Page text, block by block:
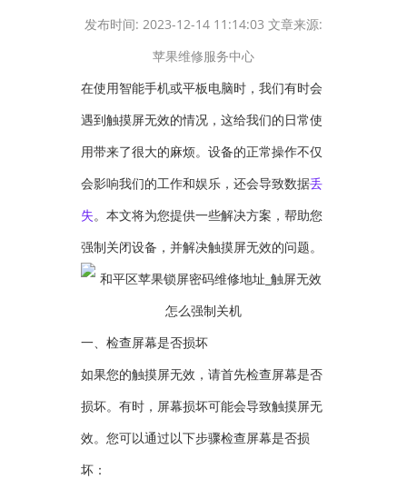
发布时间: 2023-12-14 11:14:03 文章来源:
苹果维修服务中心
在使用智能手机或平板电脑时，我们有时会
遇到触摸屏无效的情况，这给我们的日常使
用带来了很大的麻烦。设备的正常操作不仅
会影响我们的工作和娱乐，还会导致数据丢
失。本文将为您提供一些解决方案，帮助您
强制关闭设备，并解决触摸屏无效的问题。
一、检查屏幕是否损坏
如果您的触摸屏无效，请首先检查屏幕是否
损坏。有时，屏幕损坏可能会导致触摸屏无
效。您可以通过以下步骤检查屏幕是否损
坏：